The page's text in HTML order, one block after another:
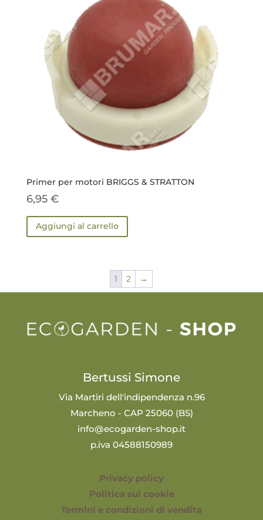
Primer per motori BRIGGS & STRATTON
6,95 €
Aggiungi al carrello
1 2 →
Bertussi Simone
Via Martiri dell'indipendenza n.96
Marcheno - CAP 25060 (BS)
info@ecogarden-shop.it
p.iva 04588150989
Privacy policy
Politica sui cookie
Termini e condizioni di vendita